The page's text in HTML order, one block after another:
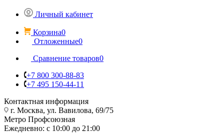
Личный кабинет
Корзина0
Отложенные0
Сравнение товаров0
+7 800 300-88-83
+7 495 150-44-11
Контактная информация
г. Москва, ул. Вавилова, 69/75
Метро Профсоюзная
Ежедневно: с 10:00 до 21:00